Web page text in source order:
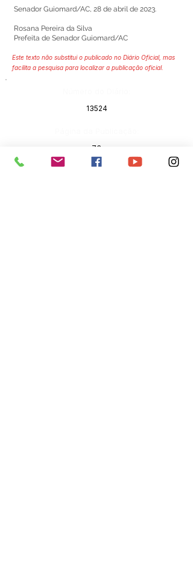
Senador Guiomard/AC, 28 de abril de 2023.
Rosana Pereira da Silva
Prefeita de Senador Guiomard/AC
Este texto não substitui o publicado no Diário Oficial, mas
facilita a pesquisa para localizar a publicação oficial.
13524
73